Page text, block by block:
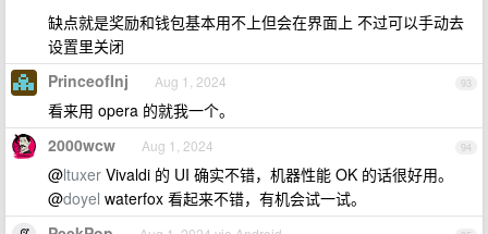
缺点就是奖励和钱包基本用不上但会在界面上 不过可以手动去
设置里关闭
93
PrinceofInj Aug 1, 2024
看来用 opera 的就我一个。
94
2000wcw Aug 1, 2024
@ltuxer Vivaldi 的 UI 确实不错，机器性能 OK 的话很好用。
@doyel waterfox 看起来不错，有机会试一试。